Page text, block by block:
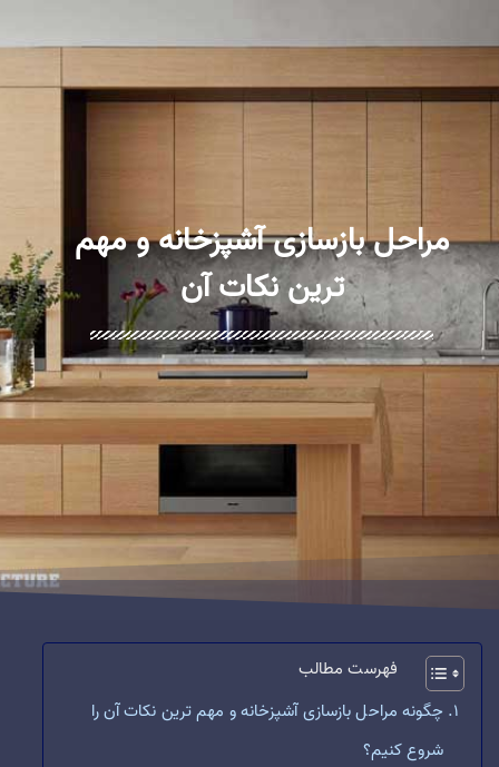
مراحل بازسازی آشپزخانه و مهم
‌ترین نکات آن
فهرست مطالب
چگونه مراحل بازسازی آشپزخانه و مهم ترین نکات آن را
شروع کنیم؟